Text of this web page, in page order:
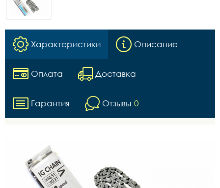
Характеристики Описание
Оплата Доставка
Гарантия Отзывы 0